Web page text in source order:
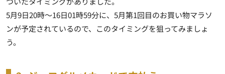
5月9日20時～16日01時59分に、5月第1回目のお買い物マラソ
ンが予定されているので、このタイミングを狙ってみましょ
う。